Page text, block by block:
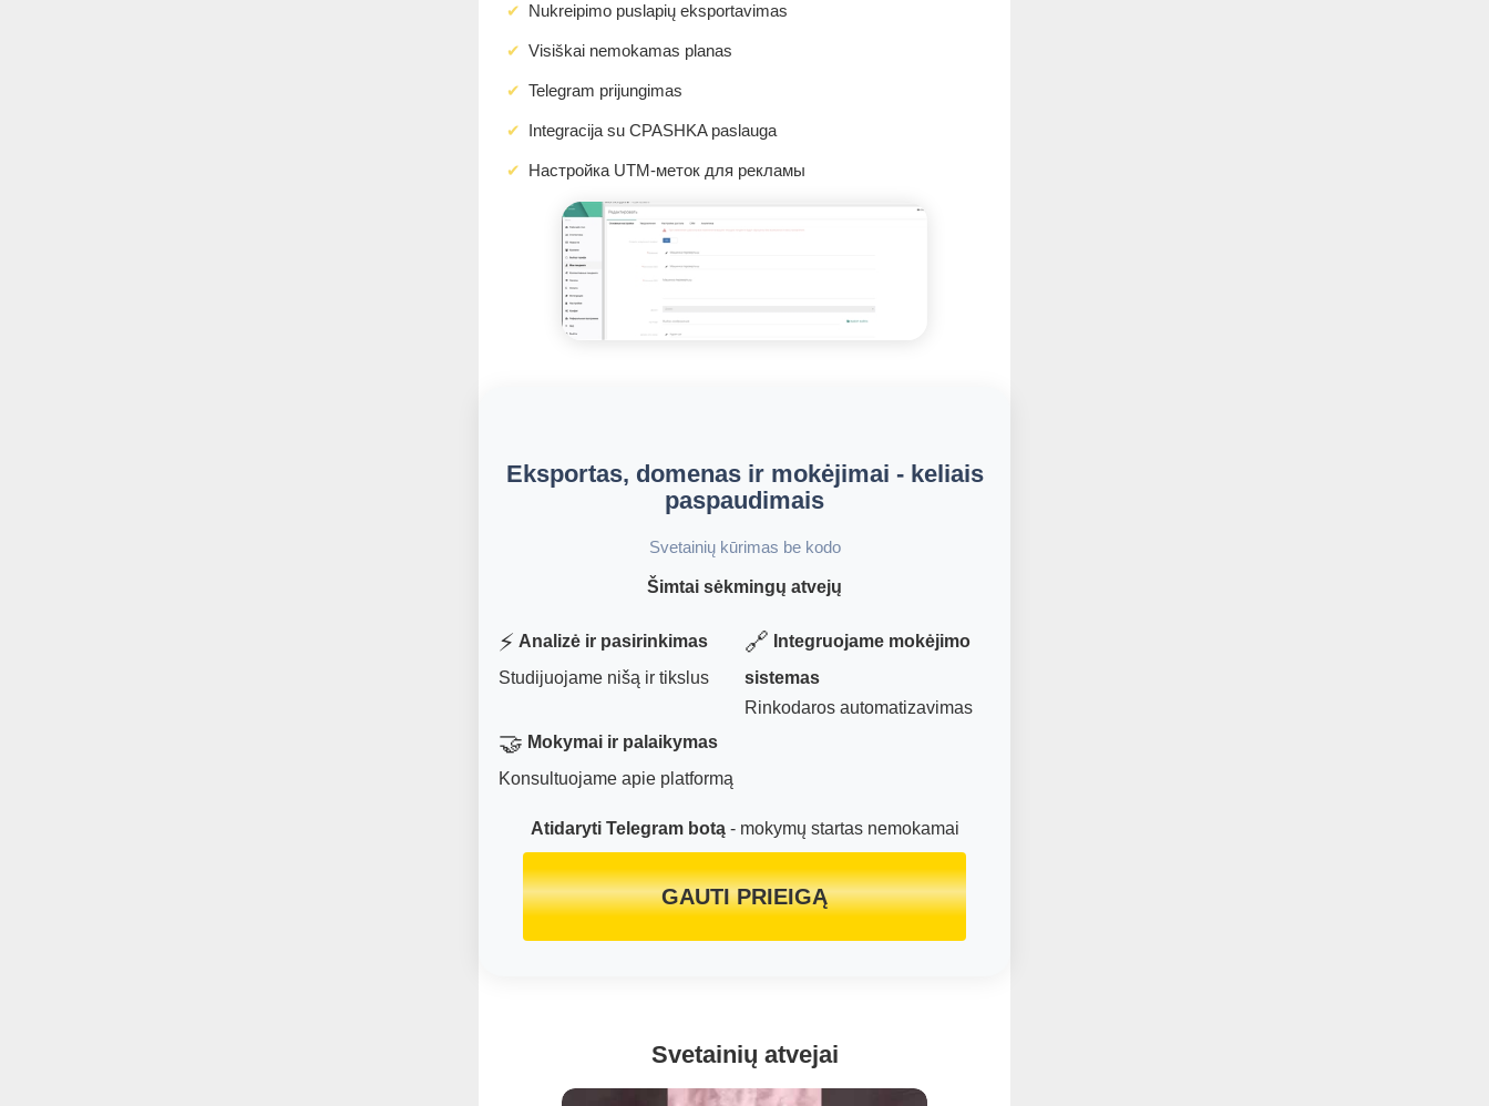
Nukreipimo puslapių eksportavimas
Visiškai nemokamas planas
Telegram prijungimas
Integracija su CPASHKA paslauga
Настройка UTM-меток для рекламы
Eksportas, domenas ir mokėjimai - keliais
paspaudimais
Svetainių kūrimas be kodo
Šimtai sėkmingų atvejų
⚡ Analizė ir pasirinkimas
Studijuojame nišą ir tikslus
🔗 Integruojame mokėjimo
sistemas
Rinkodaros automatizavimas
🤝 Mokymai ir palaikymas
Konsultuojame apie platformą
Atidaryti Telegram botą- mokymų startas nemokamai
GAUTI PRIEIGĄ
Svetainių atvejai